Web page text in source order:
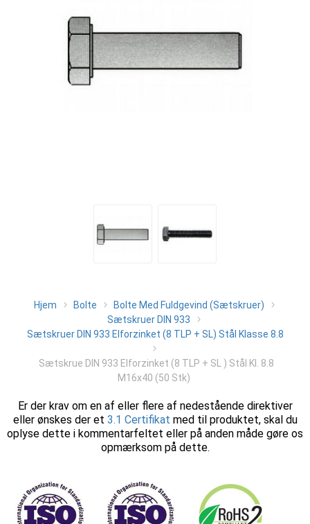
Hjem Bolte
Bolte Med Fuldgevind (Sætskruer)
Sætskruer DIN 933
Sætskruer DIN 933 Elforzinket (8 TLP + SL) Stål Klasse 8.8
Sætskrue DIN 933 Elforzinket (8 TLP + SL ) Stål Kl. 8.8
M16x40 (50 Stk)
Er der krav om en af eller flere af nedestående direktiver
eller ønskes der et 3.1 Certifikat med til produktet, skal du
oplyse dette i kommentarfeltet eller på anden måde gøre os
opmærksom på dette.